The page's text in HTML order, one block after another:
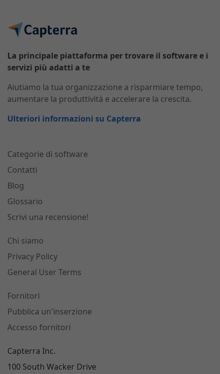
La principale piattaforma per trovare il software e i
servizi più adatti a te
Aiutiamo la tua organizzazione a risparmiare tempo,
aumentare la produttività e accelerare la crescita.
Ulteriori informazioni su Capterra
Categorie di software
Contatti
Blog
Glossario
Scrivi una recensione!
Chi siamo
Privacy Policy
General User Terms
Fornitori
Pubblica un'inserzione
Accesso fornitori
Capterra Inc.
100 South Wacker Drive